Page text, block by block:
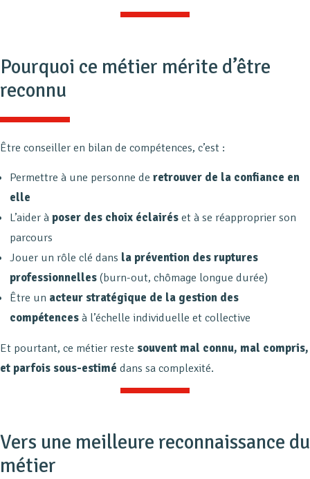
Pourquoi ce métier mérite d’être
reconnu
Être conseiller en bilan de compétences, c’est :
Permettre à une personne deretrouver de la confiance en
elle
L’aider à poser des choix éclairéset à se réapproprier son
parcours
Jouer un rôle clé dans la prévention des ruptures
professionnelles(burn-out, chômage longue durée)
Être un acteur stratégique de la gestion des
compétencesà l’échelle individuelle et collective
Et pourtant, ce métier reste souvent mal connu, mal compris,
et parfois sous-estimé dans sa complexité.
Vers une meilleure reconnaissance du
métier